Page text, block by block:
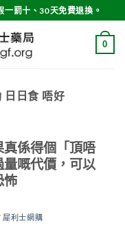
一罰十、30天免費退換。
0
日日食 唔好
係得個「頂唔
嘅代價，可以
怖
犀利士網購